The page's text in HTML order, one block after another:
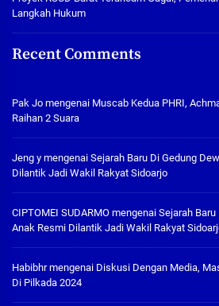
Langkah Hukum
Recent Comments
Pak Jo mengenai Muscab Kedua PHRI,
Raihan 2 Suara
Jeng y mengenai Sejarah Baru Di Gedung
Dilantik Jadi Wakil Rakyat Sidoarjo
CIPTOMEI SUDARMO mengenai Sejarah
Anak Resmi Dilantik Jadi Wakil Rakyat
Habibhrmengenai Diskusi Dengan Media,
Di Pilkada 2024